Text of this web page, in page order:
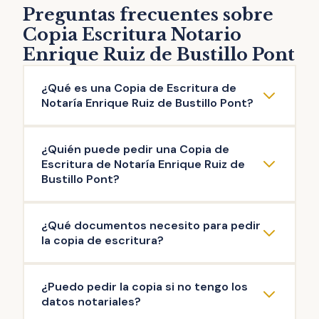
Preguntas frecuentes sobre
Copia Escritura Notario
Enrique Ruiz de Bustillo Pont
¿Qué es una Copia de Escritura de
Notaría Enrique Ruiz de Bustillo Pont?
de Bustillo Pont es una reproducción literal
del contenido de una escritura original
público firmado en esta Notaría: escritura de
compraventa, de hipoteca, testamento,
herencia, poder de representación,
escrituras de operaciones societarias, entre
otras.
¿Quién puede pedir una Copia de
Escritura de Notaría Enrique Ruiz de
Bustillo Pont?
Notaría Enrique Ruiz de Bustillo Pont las
personas que intervinieron en la misma, así
como aquellas que acrediten un interés
legítimo (ej: herederos del propietario). Es el
Notario quien decide si existe interés legítimo
¿Qué documentos necesito para pedir
la copia de escritura?
trámite de copia de escritura de Notaría
Enrique Ruiz de Bustillo Pont es: copia de tu
¿Puedo pedir la copia si no tengo los
datos notariales?